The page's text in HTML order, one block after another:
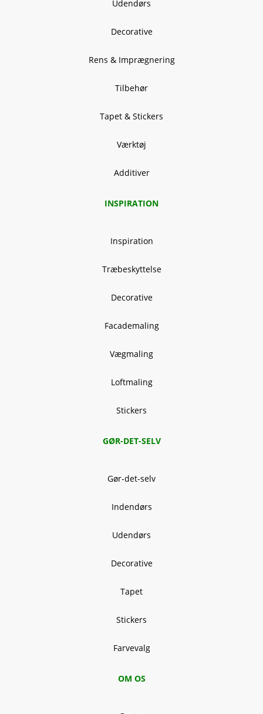
Udendørs
Decorative
Rens & Imprægnering
Tilbehør
Tapet & Stickers
Værktøj
Additiver
INSPIRATION
Inspiration
Træbeskyttelse
Decorative
Facademaling
Vægmaling
Loftmaling
Stickers
GØR-DET-SELV
Gør-det-selv
Indendørs
Udendørs
Decorative
Tapet
Stickers
Farvevalg
OM OS